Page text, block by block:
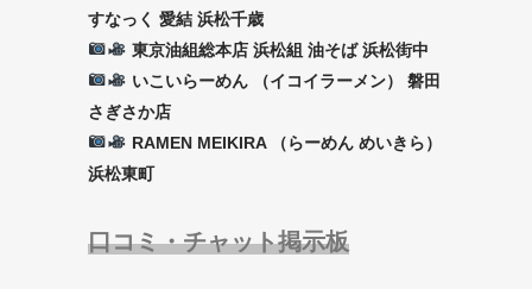
すなっく 愛結 浜松千歳
東京油組総本店 浜松組 油そば 浜松街中
いこいらーめん （イコイラーメン） 磐田
さぎさか店
RAMEN MEIKIRA （らーめん めいきら）
浜松東町
口コミ・チャット掲示板